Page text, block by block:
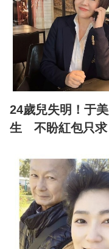
24歲兒失明！于
生 不盼紅包只求